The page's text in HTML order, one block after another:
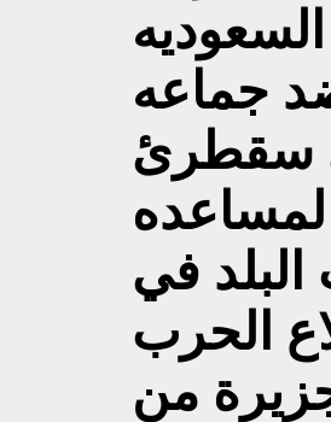
جماعه
سقطرئ
لمساعده
في
من